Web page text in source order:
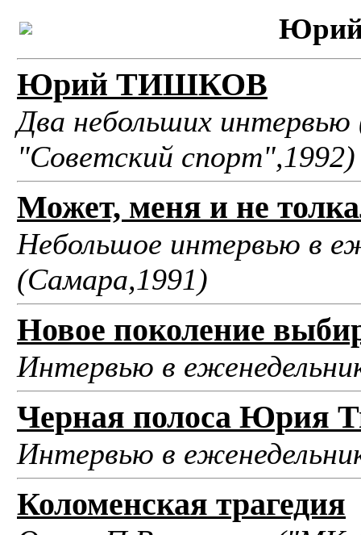
Юрий ТИШКОВ
Два небольших
"Советский спорт",1992)
Может, меня и не
Небольшое интервью в
(Самара,1991)
Новое поколение
Интервью в
Черная полоса Юрия
Интервью в
Коломенская трагедия